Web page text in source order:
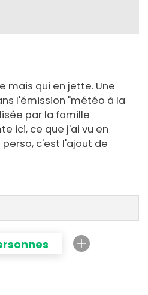
mais qui en jette. Une
l'émission "météo à la
par la famille
ici, ce que j'ai vu en
c'est l'ajout de